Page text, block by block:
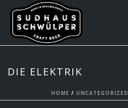
DIE ELEKTRIK
HOME / UNCATEGORIZED